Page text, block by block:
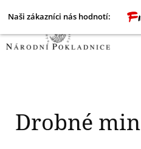
Naši zákazníci nás hodnotí:
Drobné